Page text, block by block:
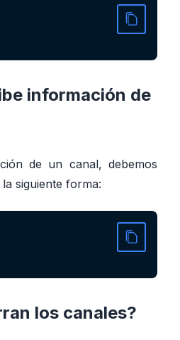
información de
de un canal, debemos
la siguiente forma:
los canales?